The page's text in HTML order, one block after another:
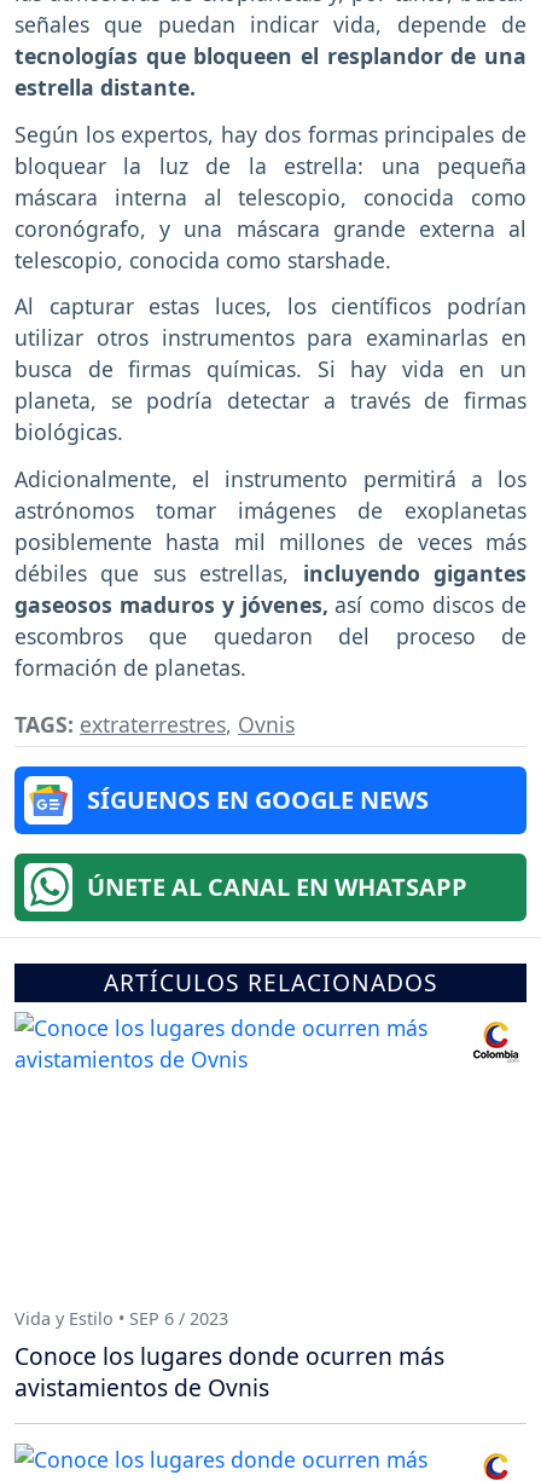
señales que puedan indicar vida, depende de
tecnologías que bloqueen el resplandor de una
estrella distante.
Según los expertos, hay dos formas principales de
bloquear la luz de la estrella: una pequeña
máscara interna al telescopio, conocida como
coronógrafo, y una máscara grande externa al
telescopio, conocida como starshade.
Al capturar estas luces, los científicos podrían
utilizar otros instrumentos para examinarlas en
busca de firmas químicas. Si hay vida en un
planeta, se podría detectar a través de firmas
biológicas.
Adicionalmente, el instrumento permitirá a los
astrónomos tomar imágenes de exoplanetas
posiblemente hasta mil millones de veces más
débiles que sus estrellas, incluyendo gigantes
gaseosos maduros y jóvenes, así como discos de
escombros que quedaron del proceso de
formación de planetas.
TAGS: extraterrestres, Ovnis
SÍGUENOS EN GOOGLE NEWS
ÚNETE AL CANAL EN WHATSAPP
ARTÍCULOS RELACIONADOS
Vida y Estilo • SEP 6 / 2023
Conoce los lugares donde ocurren más
avistamientos de Ovnis